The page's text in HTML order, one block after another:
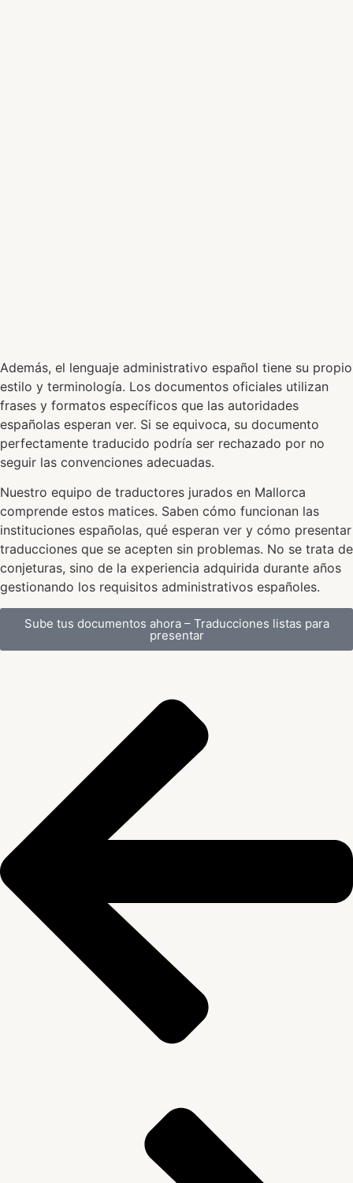
Además, el lenguaje administrativo español tiene su propio
estilo y terminología. Los documentos oficiales utilizan
frases y formatos específicos que las autoridades
españolas esperan ver. Si se equivoca, su documento
perfectamente traducido podría ser rechazado por no
seguir las convenciones adecuadas.
Nuestro equipo de traductores jurados en Mallorca
comprende estos matices. Saben cómo funcionan las
instituciones españolas, qué esperan ver y cómo presentar
traducciones que se acepten sin problemas. No se trata de
conjeturas, sino de la experiencia adquirida durante años
gestionando los requisitos administrativos españoles.
Sube tus documentos ahora – Traducciones listas para
presentar